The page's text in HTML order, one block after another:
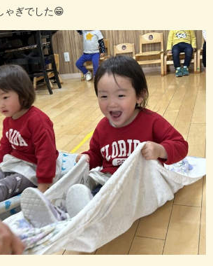
ゃぎでした😁